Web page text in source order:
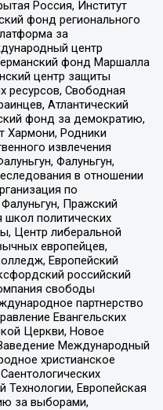
Россия, Институт
фонд регионального
за
центр
фонд Маршалла
центр защиты
Свободная
Атлантический
фонд за демократию,
Хармони, Родники
извлечения
Фалуньгун,
в отношении
по
Пражский
школ политических
Центр либеральной
европейцев,
Европейский
российский
свободы
партнерство
Евангельских
Церкви, Новое
Международный
христианское
Европейская
за выборами,